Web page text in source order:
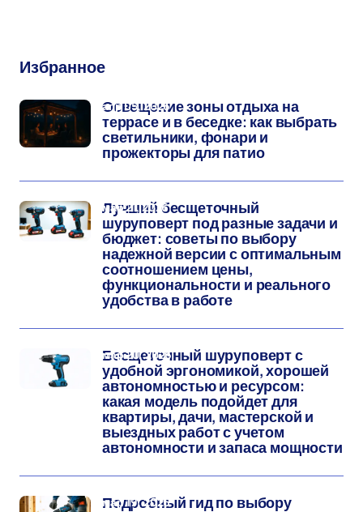
Избранное
Освещение зоны отдыха на
террасе и в беседке: как выбрать
светильники, фонари и
прожекторы для патио
апр 05, 2026
Лучший бесщеточный
шуруповерт под разные задачи и
бюджет: советы по выбору
надежной версии с оптимальным
соотношением цены,
функциональности и реального
удобства в работе
мар 21, 2026
Бесщеточный шуруповерт с
удобной эргономикой, хорошей
автономностью и ресурсом:
какая модель подойдет для
квартиры, дачи, мастерской и
выездных работ с учетом
автономности и запаса мощности
мар 20, 2026
Подробный гид по выбору
мар 19, 2026